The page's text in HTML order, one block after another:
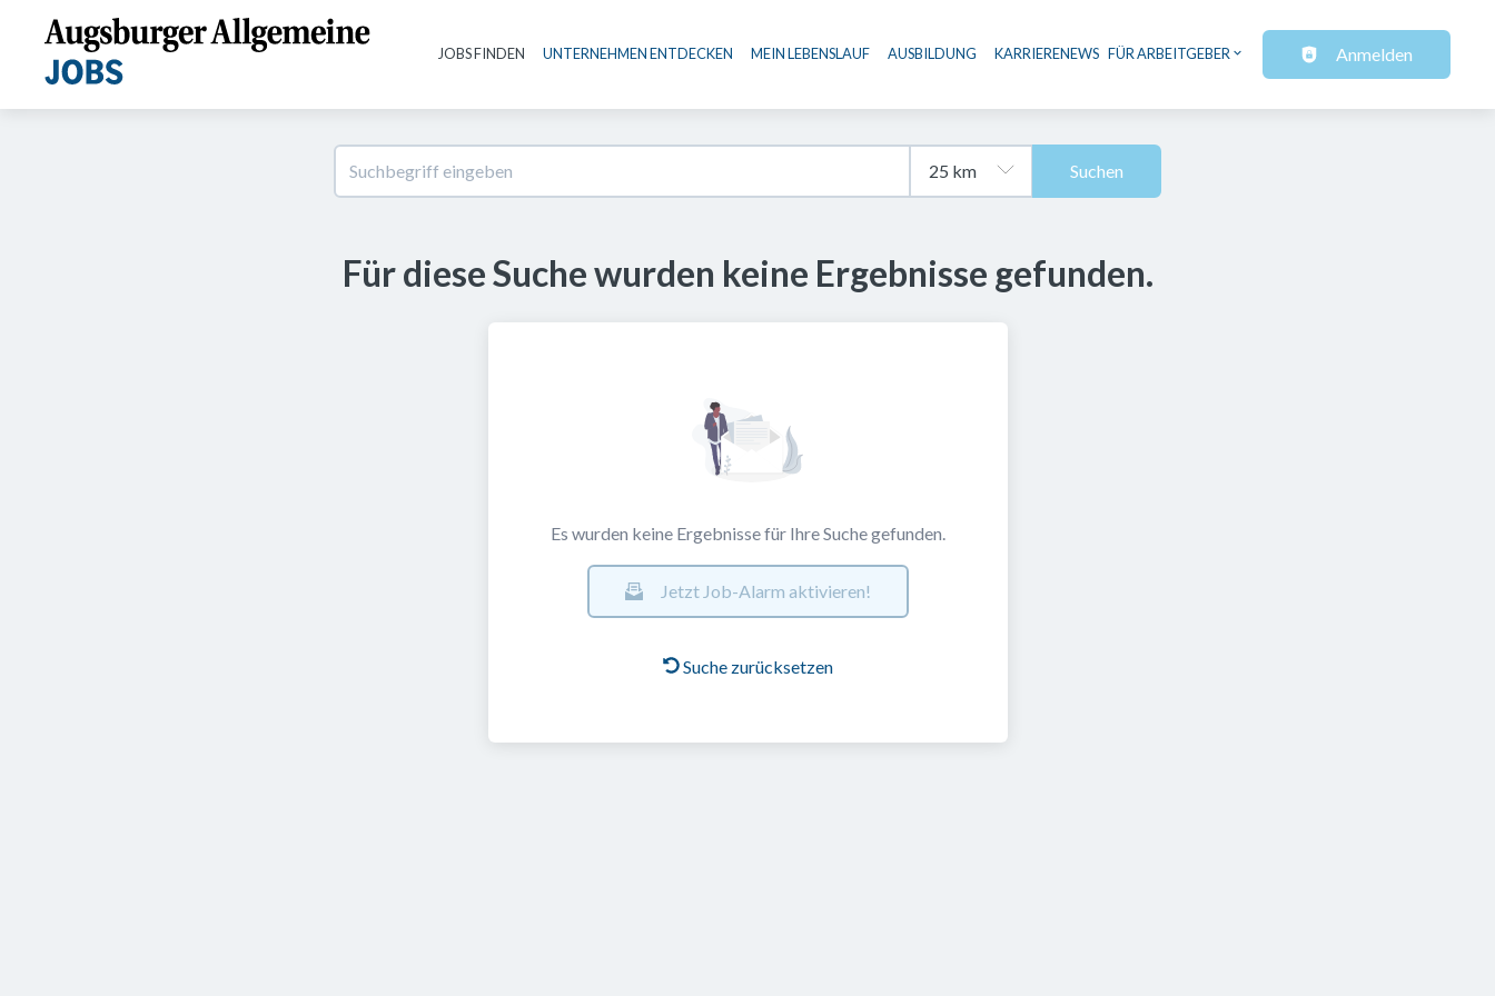
Haupt-Navigation
JOBS FINDEN UNTERNEHMEN ENTDECKEN MEIN LEBENSLAUF AUSBILDUNG KARRIERENEWS FÜR ARBEITGEBER Anmelden
Suchen
Für diese Suche wurden keine Ergebnisse gefunden.
Es wurden keine Ergebnisse für Ihre Suche gefunden.
Jetzt Job-Alarm aktivieren!
Suche zurücksetzen